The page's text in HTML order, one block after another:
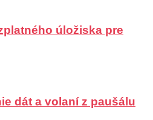
úložiska pre
dát a volaní z paušálu